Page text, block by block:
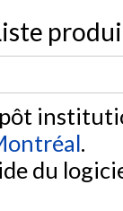
.
du